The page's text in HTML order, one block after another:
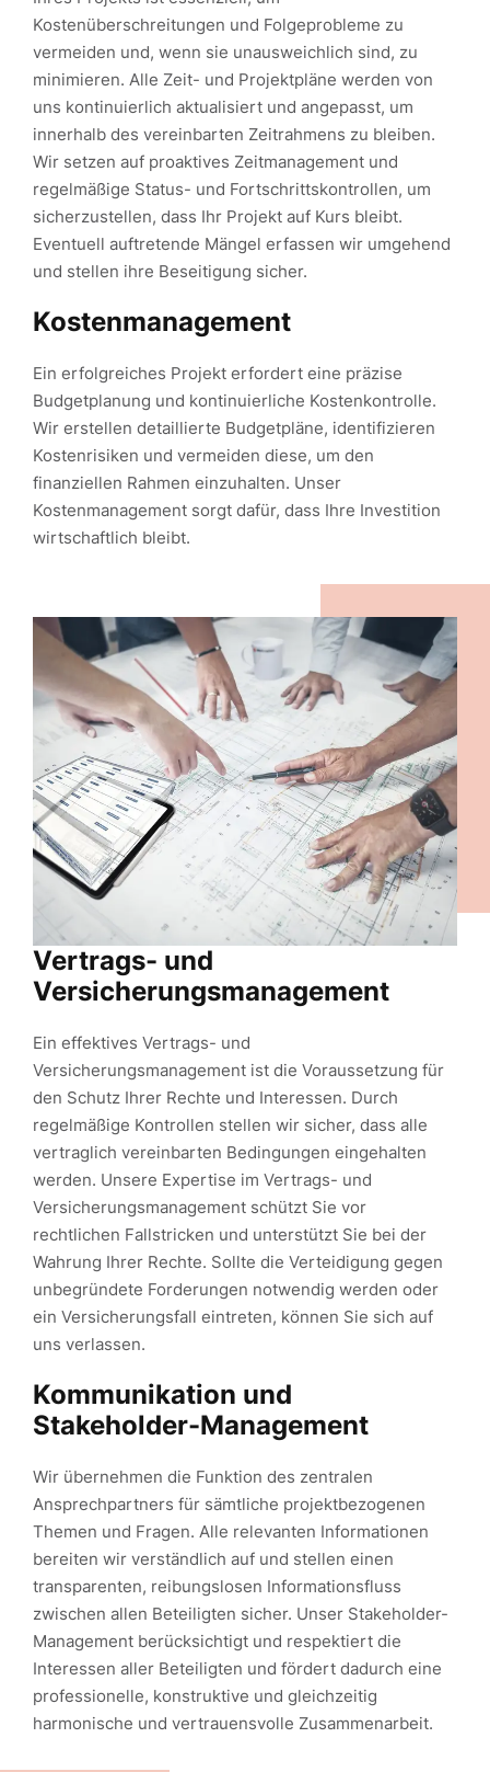
Kostenüberschreitungen und Folgeprobleme zu
vermeiden und, wenn sie unausweichlich sind, zu
minimieren. Alle Zeit- und Projektpläne werden von
uns kontinuierlich aktualisiert und angepasst, um
innerhalb des vereinbarten Zeitrahmens zu bleiben.
Wir setzen auf proaktives Zeitmanagement und
regelmäßige Status- und Fortschrittskontrollen, um
sicherzustellen, dass Ihr Projekt auf Kurs bleibt.
Eventuell auftretende Mängel erfassen wir umgehend
und stellen ihre Beseitigung sicher.
Kostenmanagement
Ein erfolgreiches Projekt erfordert eine präzise
Budgetplanung und kontinuierliche Kostenkontrolle.
Wir erstellen detaillierte Budgetpläne, identifizieren
Kostenrisiken und vermeiden diese, um den
finanziellen Rahmen einzuhalten. Unser
Kostenmanagement sorgt dafür, dass Ihre Investition
wirtschaftlich bleibt.
Vertrags- und
Versicherungsmanagement
Ein effektives Vertrags- und
Versicherungsmanagement ist die Voraussetzung für
den Schutz Ihrer Rechte und Interessen. Durch
regelmäßige Kontrollen stellen wir sicher, dass alle
vertraglich vereinbarten Bedingungen eingehalten
werden. Unsere Expertise im Vertrags- und
Versicherungsmanagement schützt Sie vor
rechtlichen Fallstricken und unterstützt Sie bei der
Wahrung Ihrer Rechte. Sollte die Verteidigung gegen
unbegründete Forderungen notwendig werden oder
ein Versicherungsfall eintreten, können Sie sich auf
uns verlassen.
Kommunikation und
Stakeholder-Management
Wir übernehmen die Funktion des zentralen
Ansprechpartners für sämtliche projektbezogenen
Themen und Fragen. Alle relevanten Informationen
bereiten wir verständlich auf und stellen einen
transparenten, reibungslosen Informationsfluss
zwischen allen Beteiligten sicher. Unser Stakeholder-
Management berücksichtigt und respektiert die
Interessen aller Beteiligten und fördert dadurch eine
professionelle, konstruktive und gleichzeitig
harmonische und vertrauensvolle Zusammenarbeit.